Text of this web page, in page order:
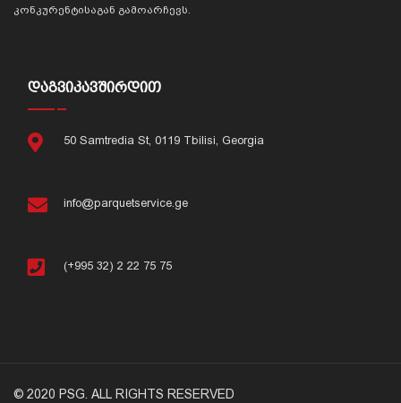
კონკურენტისაგან გამოარჩევს.
ᲓᲐᲒᲕᲘᲙᲐᲕᲨᲘᲠᲓᲘᲗ
50 Samtredia St, 0119 Tbilisi, Georgia
info@parquetservice.ge
(+995 32) 2 22 75 75
© 2020 PSG. ALL RIGHTS RESERVED